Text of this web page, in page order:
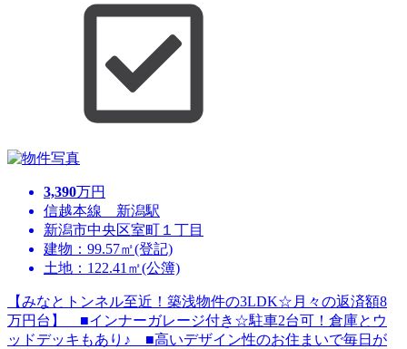
3,390万円
信越本線 新潟駅
新潟市中央区室町１丁目
建物：99.57㎡(登記)
土地：122.41㎡(公簿)
【みなとトンネル至近！築浅物件の3LDK☆月々の返済額8
万円台】 ■インナーガレージ付き☆駐車2台可！倉庫とウ
ッドデッキもあり♪ ■高いデザイン性のお住まいで毎日が